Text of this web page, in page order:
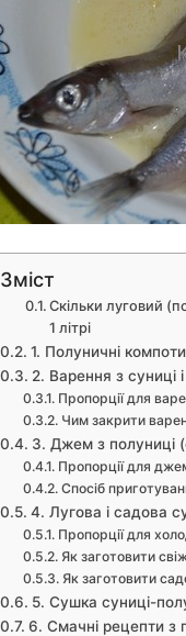
Зміст
Скільки луговий
1 літрі
1. Полуничні компоти
2. Варення з суниці
Пропорції для
Чим закрити
3. Джем з полуниці
Пропорції для
Спосіб
4. Лугова і садова
Пропорції для
Як заготовити
Як заготовити
5. Сушка суниці-
6. Смачні рецепти